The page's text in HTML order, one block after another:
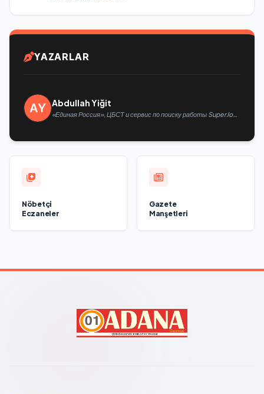
YAZARLAR
Abdullah Yiğit
«Единая Россия», ЦБСТ и сервис по поиску работы SuperJob
Nöbetçi
Eczaneler
Gazete
Manşetleri